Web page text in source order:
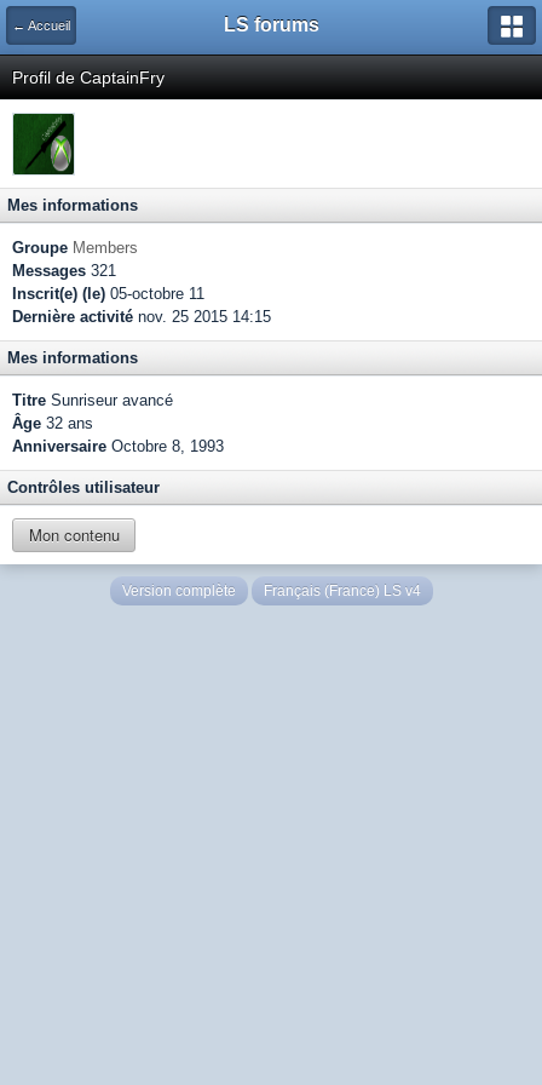
← Accueil LS forums
Profil de CaptainFry
Mes informations
Groupe Members
Messages 321
Inscrit(e) (le) 05-octobre 11
Dernière activité nov. 25 2015 14:15
Mes informations
Titre Sunriseur avancé
Âge 32 ans
Anniversaire Octobre 8, 1993
Contrôles utilisateur
Mon contenu
Version complète Français (France) LS v4